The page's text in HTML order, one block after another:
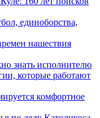
единоборства,
нашествия
знать исполнителю
которые работают
комфортное